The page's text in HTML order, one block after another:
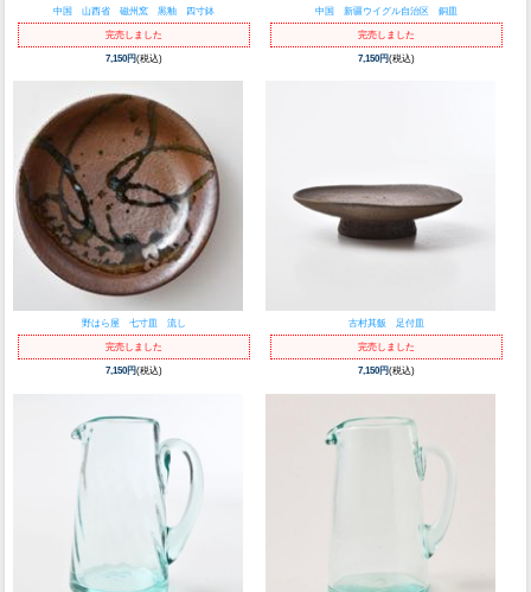
中国 山西省 磁州窯 黒釉 四寸鉢
完売しました
7,150円(税込)
中国 新疆ウイグル自治区 銅皿
完売しました
7,150円(税込)
野はら屋 七寸皿 流し
完売しました
7,150円(税込)
古村其飯 足付皿
完売しました
7,150円(税込)